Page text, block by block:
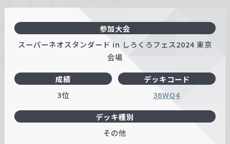
参加大会
スーパーネオスタンダード in しろくろフェス2024 東京
会場
成績
3位
デッキコード
36WQ4
デッキ種別
その他